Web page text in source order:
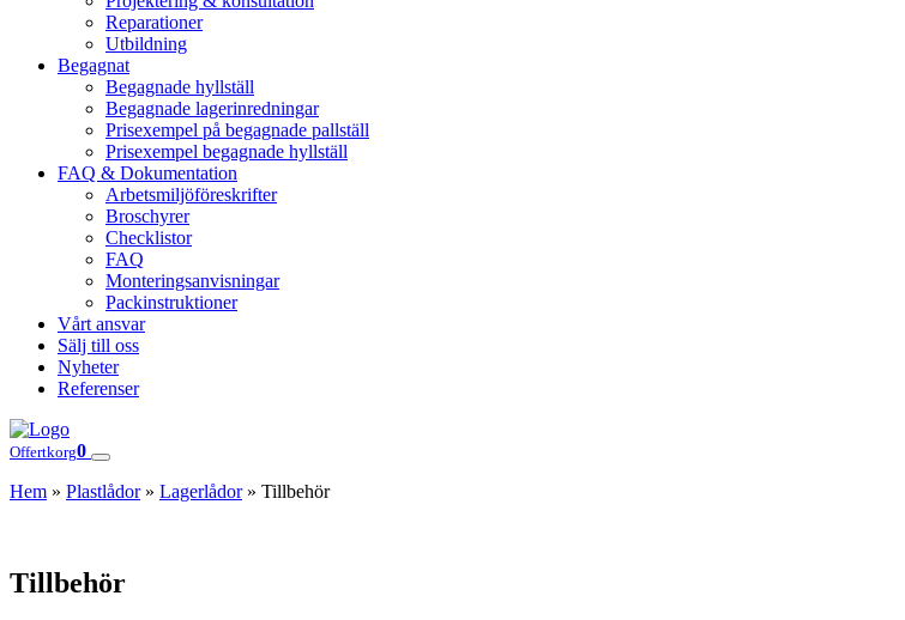
Reparationer
Utbildning
Begagnat
Begagnade hyllställ
Begagnade lagerinredningar
Prisexempel på begagnade pallställ
Prisexempel begagnade hyllställ
FAQ & Dokumentation
Arbetsmiljöföreskrifter
Broschyrer
Checklistor
FAQ
Monteringsanvisningar
Packinstruktioner
Vårt ansvar
Sälj till oss
Nyheter
Referenser
Offertkorg0
Hem » Plastlådor» Lagerlådor» Tillbehör
Tillbehör